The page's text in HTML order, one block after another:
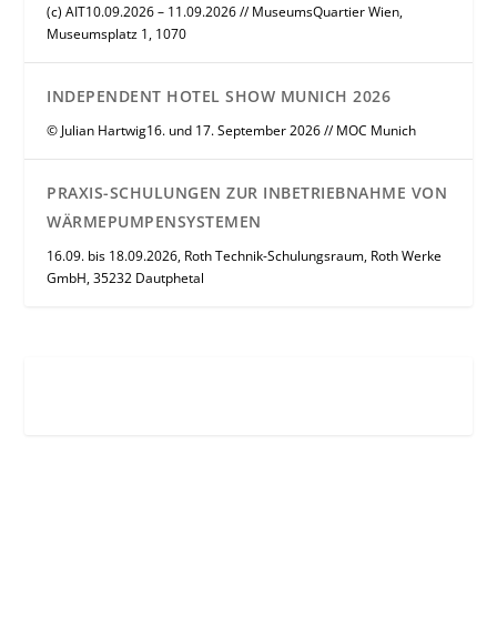
(c) AIT10.09.2026 – 11.09.2026 // MuseumsQuartier Wien,
Museumsplatz 1, 1070
INDEPENDENT HOTEL SHOW MUNICH 2026
© Julian Hartwig16. und 17. September 2026 // MOC Munich
PRAXIS-SCHULUNGEN ZUR INBETRIEBNAHME VON
WÄRMEPUMPENSYSTEMEN
16.09. bis 18.09.2026, Roth Technik-Schulungsraum, Roth Werke
GmbH, 35232 Dautphetal